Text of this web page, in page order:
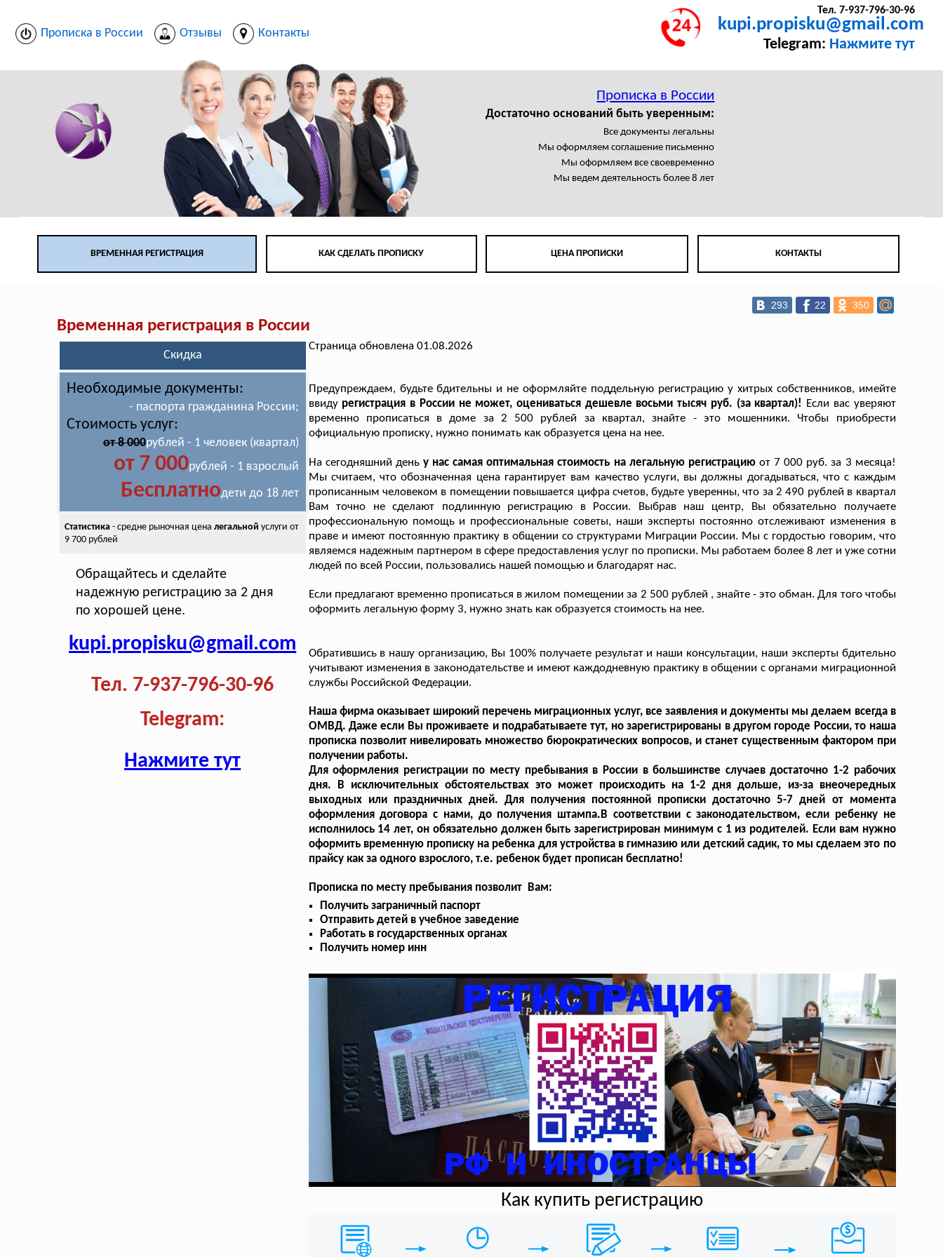
Прописка в России Отзывы Контакты
Тел. 7-937-796-30-96
kupi.propisku@gmail.com
Telegram: Нажмите тут
Прописка в России
Достаточно оснований быть уверенным:
Все документы легальны
Мы оформляем соглашение письменно
Мы оформляем все своевременно
Мы ведем деятельность более 8 лет
ВРЕМЕННАЯ РЕГИСТРАЦИЯ КАК СДЕЛАТЬ ПРОПИСКУ ЦЕНА ПРОПИСКИ КОНТАКТЫ
293 22 350
Временная регистрация в России
Скидка
Необходимые документы:
- паспорта гражданина России;
Стоимость услуг:
от 8 000рублей - 1 человек (квартал)
от 7 000рублей - 1 взрослый
Бесплатнодети до 18 лет
Статистика- средне рыночная цена легальной услуги от
9 700 рублей
Обращайтесь и сделайте
надежную регистрацию за 2 дня
по хорошей цене.
kupi.propisku@gmail.com
Тел. 7-937-796-30-96
Telegram:
Нажмите тут
Страница обновлена 01.08.2026
Предупреждаем, будьте бдительны и не оформляйте поддельную регистрацию у хитрых собственников, имейте
ввиду регистрация в России не может, оцениваться дешевле восьми тысяч руб. (за квартал)! Если вас уверяют
временно прописаться в доме за 2 500 рублей за квартал, знайте - это мошенники. Чтобы приобрести
официальную прописку, нужно понимать как образуется цена на нее.
На сегодняшний деньу нас самая оптимальная стоимость на легальную регистрацию от 7 000 руб. за 3 месяца!
Мы считаем, что обозначенная цена гарантирует вам качество услуги, вы должны догадываться, что с каждым
прописанным человеком в помещении повышается цифра счетов, будьте уверенны, что за 2 490 рублей в квартал
Вам точно не сделают подлинную регистрацию в России. Выбрав наш центр, Вы обязательно получаете
профессиональную помощь и профессиональные советы, наши эксперты постоянно отслеживают изменения в
праве и имеют постоянную практику в общении со структурами Миграции России. Мы с гордостью говорим, что
являемся надежным партнером в сфере предоставления услуг по прописки. Мы работаем более 8 лет и уже сотни
людей по всей России, пользовались нашей помощью и благодарят нас.
Если предлагают временно прописаться в жилом помещении за 2 500 рублей , знайте - это обман. Для того чтобы
оформить легальную форму 3, нужно знать как образуется стоимость на нее.
Обратившись в нашу организацию, Вы 100% получаете результат и наши консультации, наши эксперты бдительно
учитывают изменения в законодательстве и имеют каждодневную практику в общении с органами миграционной
службы Российской Федерации.
Наша фирма оказывает широкий перечень миграционных услуг, все заявления и документы мы делаем всегда в
ОМВД. Даже если Вы проживаете и подрабатываете тут, но зарегистрированы в другом городе России, то наша
прописка позволит нивелировать множество бюрократических вопросов, и станет существенным фактором при
получении работы.
Для оформления регистрации по месту пребывания в России в большинстве случаев достаточно 1-2 рабочих
дня. В исключительных обстоятельствах это может происходить на 1-2 дня дольше, из-за внеочередных
выходных или праздничных дней. Для получения постоянной прописки достаточно 5-7 дней от момента
оформления договора с нами, до получения штампа.В соответствии с законодательством, если ребенку не
исполнилось 14 лет, он обязательно должен быть зарегистрирован минимум с 1 из родителей. Если вам нужно
оформить временную прописку на ребенка для устройства в гимназию или детский садик, то мы сделаем это по
прайсу как за одного взрослого, т.е. ребенок будет прописан бесплатно!
Прописка по месту пребывания позволит Вам:
Получить заграничный паспорт
Отправить детей в учебное заведение
Работать в государственных органах
Получить номер инн
Как купить регистрацию